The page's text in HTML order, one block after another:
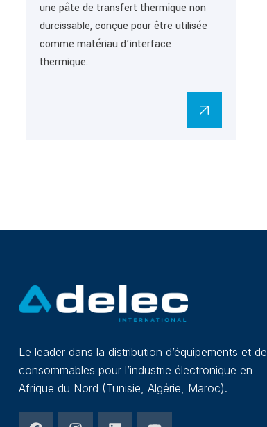
une pâte de transfert thermique non
durcissable, conçue pour être utilisée
comme matériau d’interface
thermique.
Le leader dans la distribution d’équipements et de
consommables pour l’industrie électronique en
Afrique du Nord (Tunisie, Algérie, Maroc).